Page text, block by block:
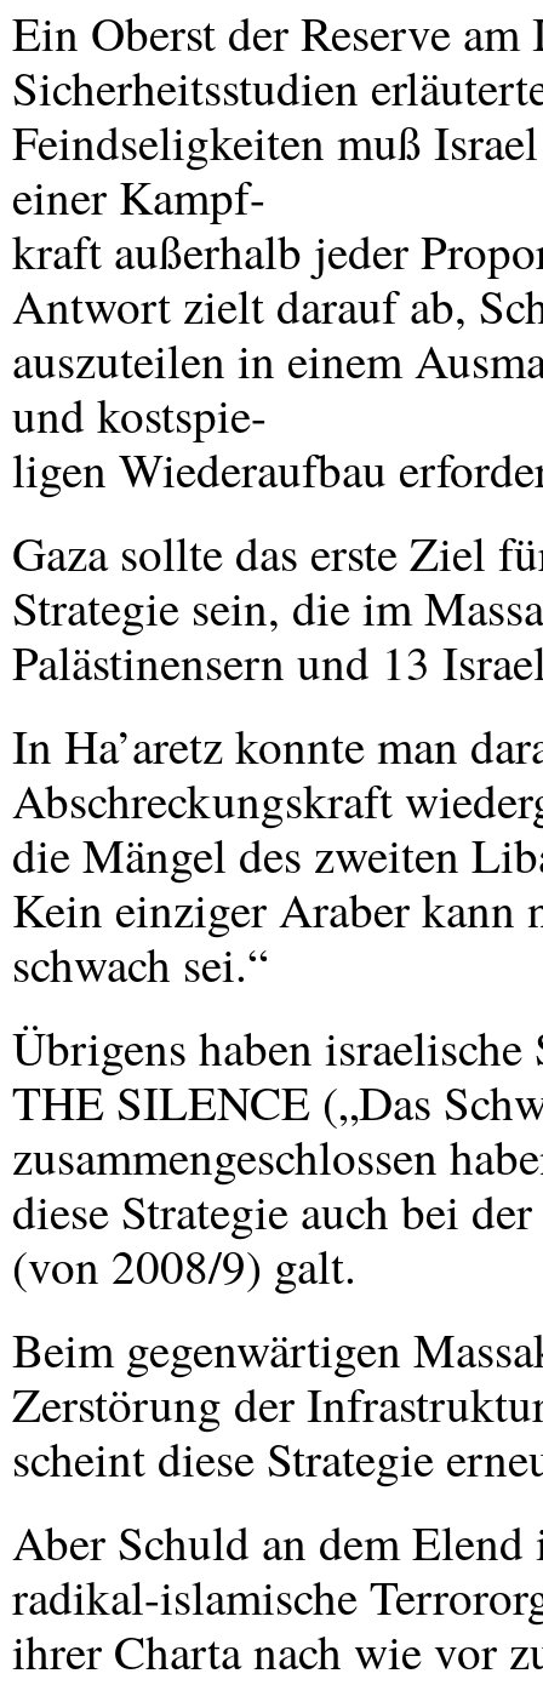
Ein Oberst der Reserve
Sicherheitsstudien
Feindseligkeiten muß
einer Kampf-
kraft außerhalb jeder
Antwort zielt darauf ab,
auszuteilen in einem
und kostspie-
ligen Wiederaufbau
Gaza sollte das erste Ziel
Strategie sein, die im
Palästinensern und 13
In Ha’aretz konnte man
Abschreckungskraft
die Mängel des zweiten
Kein einziger Araber kann
schwach sei.“
Übrigens haben
THE SILENCE („Das
zusammengeschlossen
diese Strategie auch bei
(von 2008/9) galt.
Beim gegenwärtigen
Zerstörung der
scheint diese Strategie
Aber Schuld an dem
radikal-islamische
ihrer Charta nach wie vor